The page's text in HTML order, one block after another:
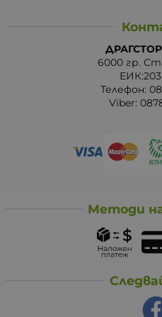
6000 гр.
Телефон:
Viber:
Методи